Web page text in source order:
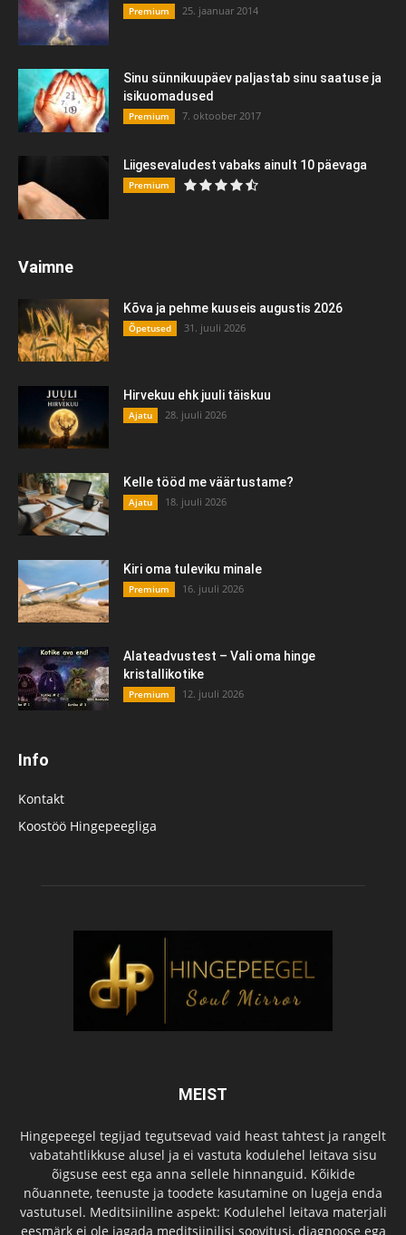
Premium 25. jaanuar 2014
Sinu sünnikuupäev paljastab sinu saatuse ja
isikuomadused
Premium 7. oktoober 2017
Liigesevaludest vabaks ainult 10 päevaga
Premium
Vaimne
Kõva ja pehme kuuseis augustis 2026
Õpetused 31. juuli 2026
Hirvekuu ehk juuli täiskuu
Ajatu 28. juuli 2026
Kelle tööd me väärtustame?
Ajatu 18. juuli 2026
Kiri oma tuleviku minale
Premium 16. juuli 2026
Alateadvustest – Vali oma hinge
kristallikotike
Premium 12. juuli 2026
Info
Kontakt
Koostöö Hingepeegliga
MEIST
Hingepeegel tegijad tegutsevad vaid heast tahtest ja rangelt
vabatahtlikkuse alusel ja ei vastuta kodulehel leitava sisu
õigsuse eest ega anna sellele hinnanguid. Kõikide
nõuannete, teenuste ja toodete kasutamine on lugeja enda
vastutusel. Meditsiiniline aspekt: Kodulehel leitava materjali
eesmärk ei ole jagada meditsiinilisi soovitusi, diagnoose ega